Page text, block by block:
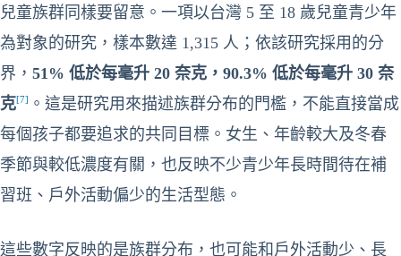
兒童族群同樣要留意。一項以台灣 5 至 18 歲兒童青少年
為對象的研究，樣本數達 1,315 人；依該研究採用的分
界， 51% 低於每毫升 20 奈克，90.3% 低於每毫升 30 奈
克[7] 。這是研究用來描述族群分布的門檻，不能直接當成
每個孩子都要追求的共同目標。女生、年齡較大及冬春
季節與較低濃度有關，也反映不少青少年長時間待在補
習班、戶外活動偏少的生活型態。
這些數字反映的是族群分布，也可能和戶外活動少、長